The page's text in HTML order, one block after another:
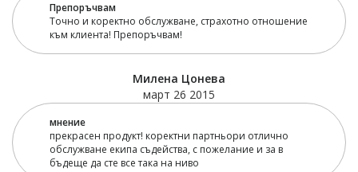
Препоръчвам
Точно и коректно обслужване, страхотно отношение
към клиента! Препоръчвам!
Милена Цонева
март 26 2015
мнение
прекрасен продукт! коректни партньори отлично
обслужване екипа съдейства, с пожелание и за в
бъдеще да сте все така на ниво